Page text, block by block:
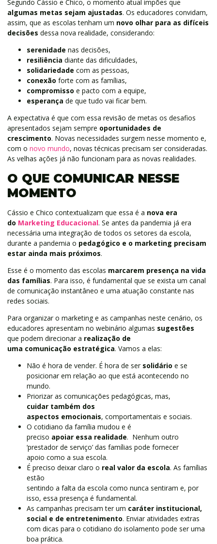
Segundo Cássio e Chico, o momento atual impões que
algumas metas sejam ajustadas. Os educadores convidam,
assim, que as escolas tenham um novo olhar para as difíceis
decisões dessa nova realidade, considerando:
serenidade nas decisões,
resiliência diante das dificuldades,
solidariedade com as pessoas,
conexão forte com as famílias,
compromisso e pacto com a equipe,
esperança de que tudo vai ficar bem.
A expectativa é que com essa revisão de metas os desafios
apresentados sejam sempre oportunidades de
crescimento. Novas necessidades surgem nesse momento e,
com o novo mundo, novas técnicas precisam ser consideradas.
As velhas ações já não funcionam para as novas realidades.
O QUE COMUNICAR NESSE
MOMENTO
Cássio e Chico contextualizam que essa é a nova era
do Marketing Educacional. Se antes da pandemia já era
necessária uma integração de todos os setores da escola,
durante a pandemia o pedagógico e o marketing precisam
estar ainda mais próximos.
Esse é o momento das escolas marcarem presença na vida
das famílias. Para isso, é fundamental que se exista um canal
de comunicação instantâneo e uma atuação constante nas
redes sociais.
Para organizar o marketing e as campanhas neste cenário, os
educadores apresentam no webinário algumas sugestões
que podem direcionar a realização de
uma comunicação estratégica. Vamos a elas:
Não é hora de vender. É hora de ser solidário e se
posicionar em relação ao que está acontecendo no
mundo.
Priorizar as comunicações pedagógicas, mas,
cuidar também dos
aspectos emocionais, comportamentais e sociais.
O cotidiano da família mudou e é
preciso apoiar essa realidade. Nenhum outro
‘prestador de serviço’ das famílias pode fornecer
apoio como a sua escola.
É preciso deixar claro o real valor da escola. As famílias
estão
sentindo a falta da escola como nunca sentiram e, por
isso, essa presença é fundamental.
As campanhas precisam ter um caráter institucional,
social e de entretenimento. Enviar atividades extras
com dicas para o cotidiano do isolamento pode ser uma
boa prática.